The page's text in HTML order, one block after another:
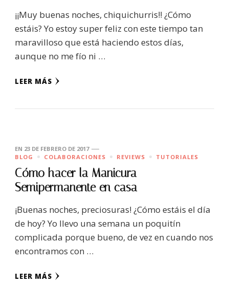
¡¡Muy buenas noches, chiquichurris!! ¿Cómo
estáis? Yo estoy super feliz con este tiempo tan
maravilloso que está haciendo estos días,
aunque no me fío ni …
LEER MÁS
EN 23 DE FEBRERO DE 2017
BLOG
COLABORACIONES REVIEWS TUTORIALES
Cómo hacer la Manicura
Semipermanente en casa
¡Buenas noches, preciosuras! ¿Cómo estáis el día
de hoy? Yo llevo una semana un poquitín
complicada porque bueno, de vez en cuando nos
encontramos con …
LEER MÁS